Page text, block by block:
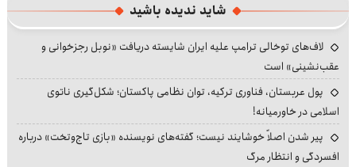
شاید ندیده باشید
لاف‌های توخالی ترامپ علیه ایران شایسته دریافت «نوبل رجزخوانی و
عقب‌نشینی» است
پول عربستان، فناوری ترکیه، توان نظامی پاکستان؛ شکل‌گیری ناتوی
اسلامی در خاورمیانه!
پیر شدن اصلاً خوشایند نیست؛ گفته‌های نویسنده «بازی تاج‌وتخت» درباره
افسردگی و انتظار مرگ